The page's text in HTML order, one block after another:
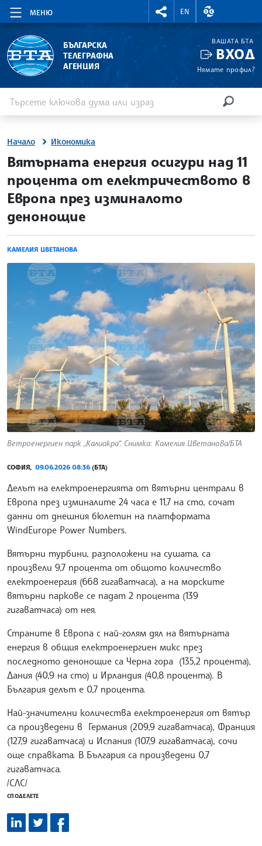
МЕНЮ
RIGHTMENU.SOCIAL
EN
ВАЛУТНИ
БЪЛГАРСКА
ТЕЛЕГРАФНА
АГЕНЦИЯ
ВАШАТА БТА
ВХОД
Нямате профил?
Начало Икономика
site.bta
Вятърната енергия осигури над 11
процента от електричеството в
Европа през изминалото
денонощие
КАМЕЛИЯ ЦВЕТАНОВА
Ветроенергиен парк „Калиакра“. Снимка: Камелия Цветанова/БТА
СОФИЯ, 09.06.2026 08:36 (БТА)
Делът на електроенергията от вятърни централи в
Европа през изминалите 24 часа е 11,7 на сто, сочат
данни от днешния бюлетин на платформата
WindEurope Power Numbers.
Вятърни турбини, разположени на сушата, са
произвели 9,7 процента от общото количество
електроенергия (668 гигаватчаса), а на морските
вятърни паркове се падат 2 процента (139
гигаватчаса) от нея.
Страните в Европа с най-голям дял на вятърната
енергия в общия електроенергиен микс през
последното денонощие са Черна гора (135,2 процента),
Дания (40,9 на сто) и Ирландия (40,8 процента). В
България делът е 0,7 процента.
Най-значителни количества електроенергия от вятър
са произведени в Германия (209,9 гигаватчаса), Франция
(127,9 гигаватчаса) и Испания (107,9 гигаватчаса), сочи
още справката. В България са произведени 0,7
гигаватчаса.
/СЛС/
СПОДЕЛЕТЕ